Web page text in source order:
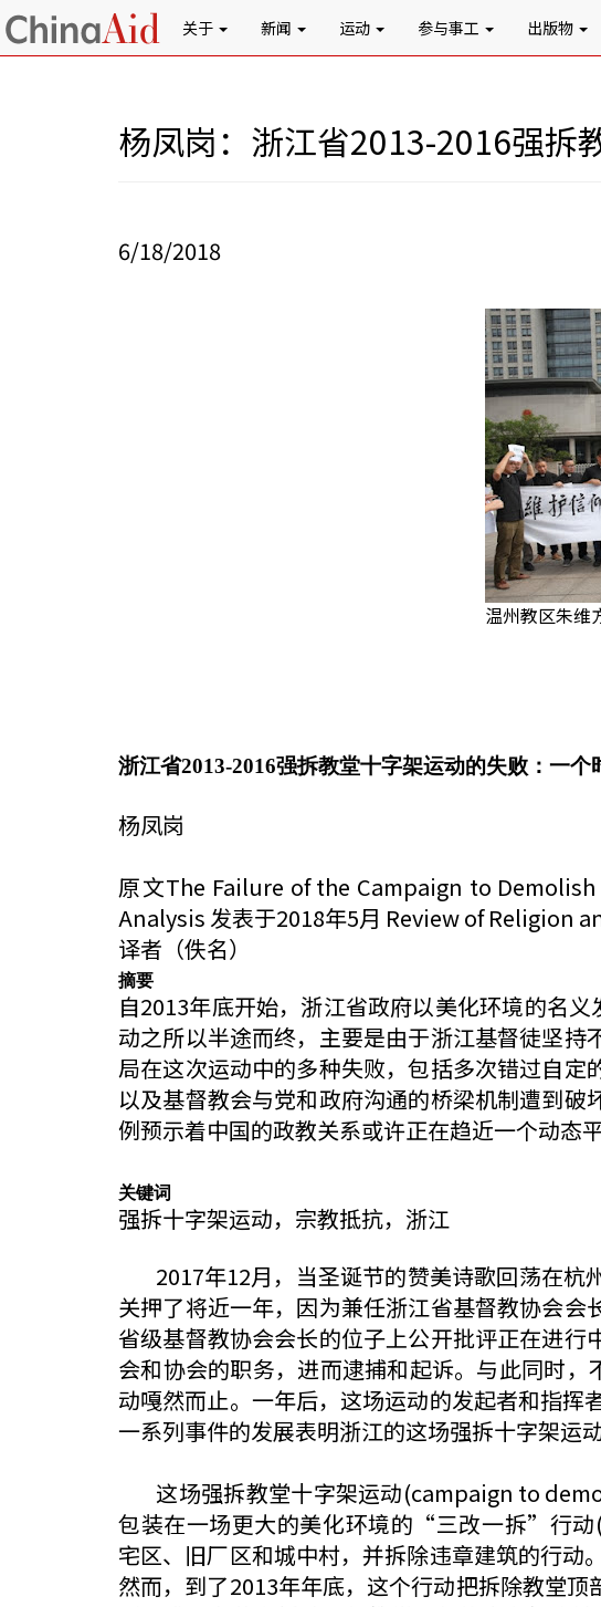
关于 新闻 运动 参与事工 出版物
杨凤岗：浙江省2013-2016强拆
6/18/2018
温州教区朱维
浙江省2013-2016强拆教堂十字架运动的失败：一个
杨凤岗
原文The Failure of the Campaign to
Analysis 发表于2018年5月 Review of Religion
译者（佚名）
摘要
自2013年底开始，浙江省政府以美化环境的名
动之所以半途而终，主要是由于浙江基督徒坚
局在这次运动中的多种失败，包括多次错过自定
以及基督教会与党和政府沟通的桥梁机制遭到
例预示着中国的政教关系或许正在趋近一个动态
关键词
强拆十字架运动，宗教抵抗，浙江
2017年12月，当圣诞节的赞美诗歌回荡在杭
关押了将近一年，因为兼任浙江省基督教协会
省级基督教协会会长的位子上公开批评正在进
会和协会的职务，进而逮捕和起诉。与此同时
动嘎然而止。一年后，这场运动的发起者和指
一系列事件的发展表明浙江的这场强拆十字架运
这场强拆教堂十字架运动(campaign to
包装在一场更大的美化环境的“三改一拆”行
宅区、旧厂区和城中村，并拆除违章建筑的行
然而，到了2013年年底，这个行动把拆除教堂